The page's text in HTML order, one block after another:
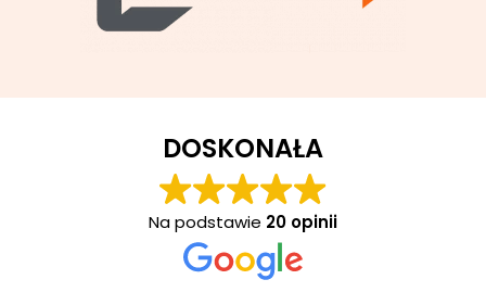
DOSKONAŁA
Na podstawie 20 opinii